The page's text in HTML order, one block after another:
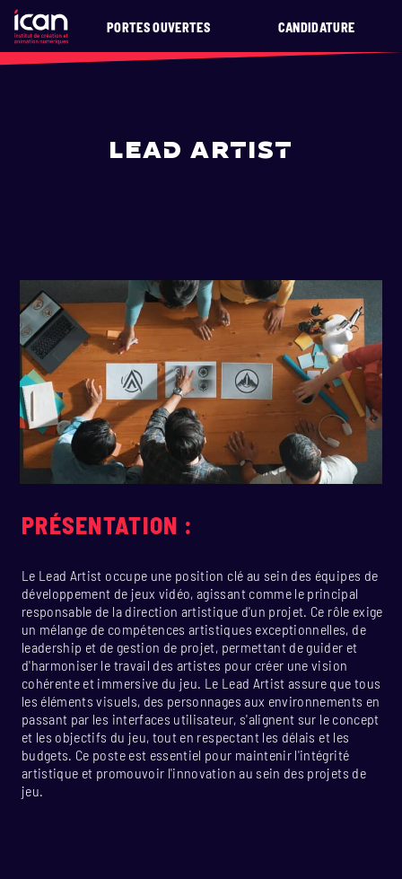
PORTES OUVERTES CANDIDATURE
LEAD ARTIST
PRÉSENTATION :
Le Lead Artist occupe une position clé au sein des équipes de
développement de jeux vidéo, agissant comme le principal
responsable de la direction artistique d'un projet. Ce rôle exige
un mélange de compétences artistiques exceptionnelles, de
leadership et de gestion de projet, permettant de guider et
d'harmoniser le travail des artistes pour créer une vision
cohérente et immersive du jeu. Le Lead Artist assure que tous
les éléments visuels, des personnages aux environnements en
passant par les interfaces utilisateur, s'alignent sur le concept
et les objectifs du jeu, tout en respectant les délais et les
budgets. Ce poste est essentiel pour maintenir l'intégrité
artistique et promouvoir l'innovation au sein des projets de
jeu.